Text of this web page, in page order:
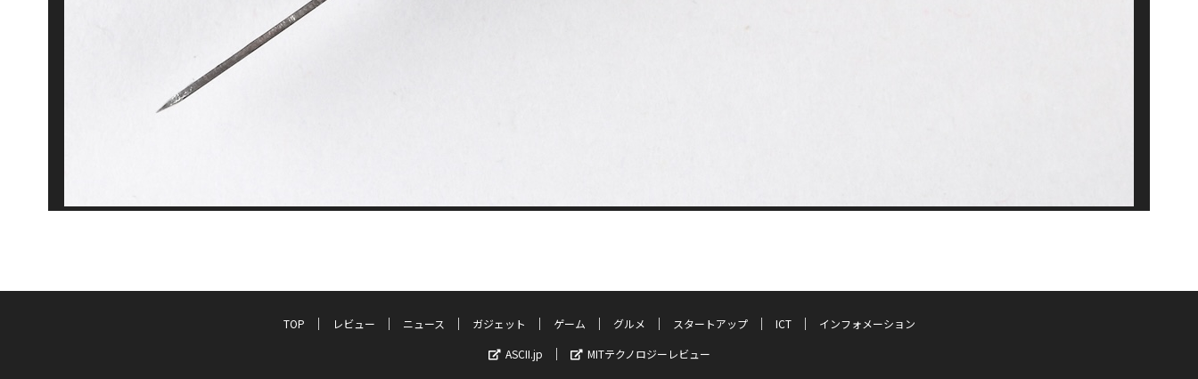
TOP レビュー ニュース ガジェット ゲーム グルメ スタートアップ ICT
インフォメーション
ASCII.jp
MITテクノロジーレビュー